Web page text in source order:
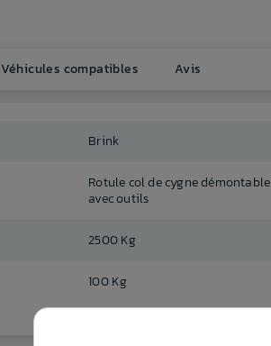
Véhicules compatibles Avis
Brink
Rotule col de cygne démontable
avec outils
2500 Kg
100 Kg